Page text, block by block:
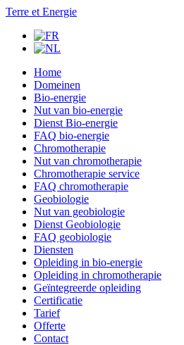
Terre et Energie
Home
Domeinen
Bio-energie
Nut van bio-energie
Dienst Bio-energie
FAQ bio-energie
Chromotherapie
Nut van chromotherapie
Chromotherapie service
FAQ chromotherapie
Geobiologie
Nut van geobiologie
Dienst Geobiologie
FAQ geobiologie
Diensten
Opleiding in bio-energie
Opleiding in chromotherapie
Geïntegreerde opleiding
Certificatie
Tarief
Offerte
Contact